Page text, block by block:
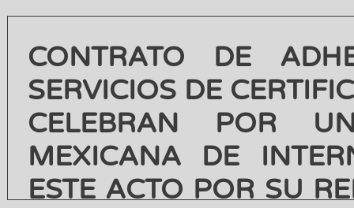
CONTRATO DE
SERVICIOS DE
CELEBRAN POR
MEXICANA DE
ESTE ACTO POR SU